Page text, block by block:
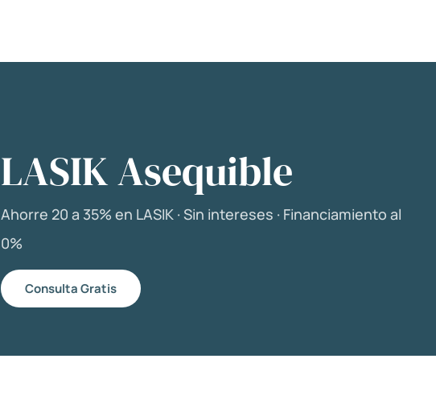
LASIK Asequible
Ahorre 20 a 35% en LASIK · Sin intereses · Financiamiento al
0%
Consulta Gratis